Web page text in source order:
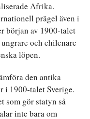
Afrika.
prägel även i
början av 1900-talet
och chilenare
löpen.
den antika
i 1900-talet Sverige.
som gör statyn så
inte bara om